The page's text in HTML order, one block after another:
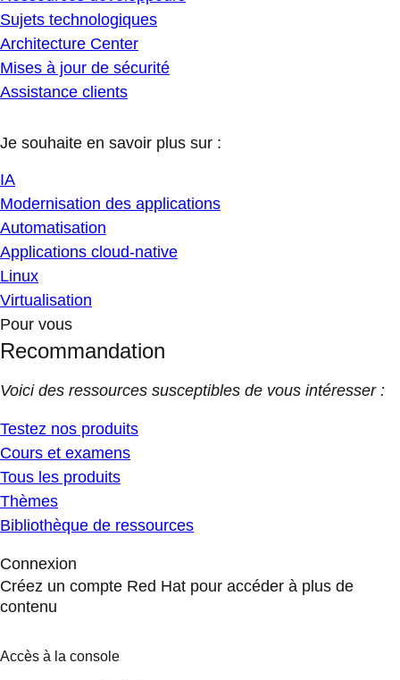
Sujets technologiques
Architecture Center
Mises à jour de sécurité
Assistance clients
Je souhaite en savoir plus sur :
IA
Modernisation des applications
Automatisation
Applications cloud-native
Linux
Virtualisation
Pour vous
Recommandation
Voici des ressources susceptibles de vous intéresser :
Testez nos produits
Cours et examens
Tous les produits
Thèmes
Bibliothèque de ressources
Connexion
Créez un compte Red Hat pour accéder à plus de
contenu
Accès à la console